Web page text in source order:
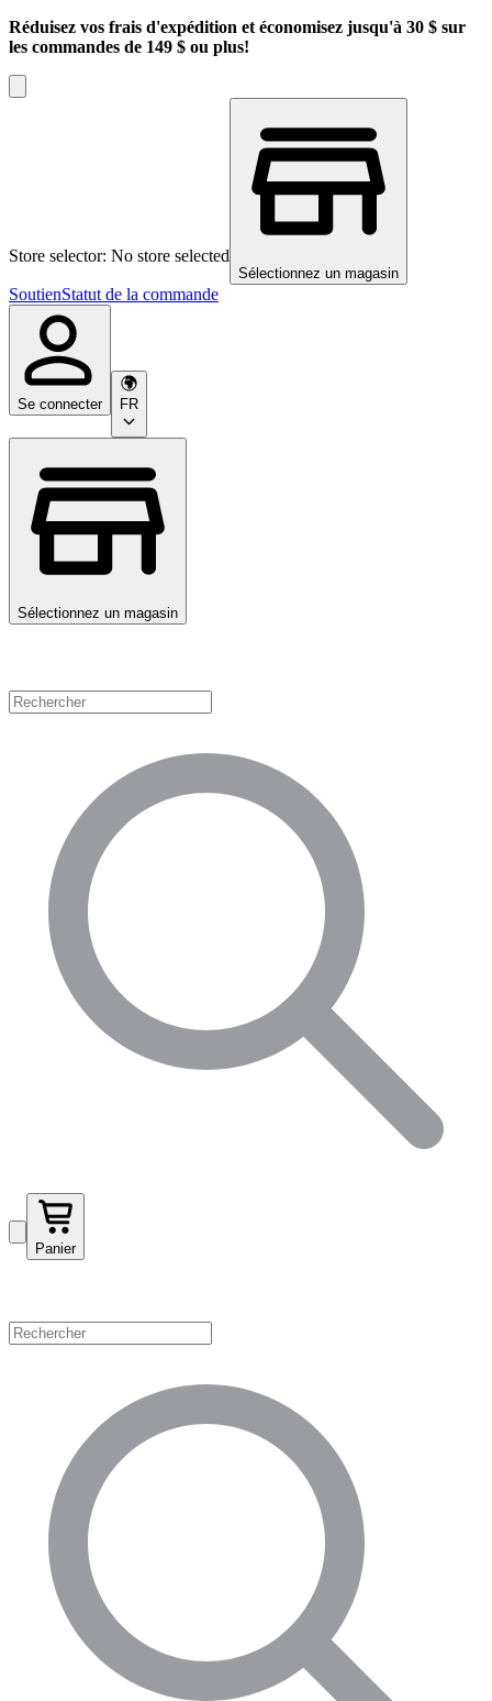
Réduisez vos frais d'expédition et économisez jusqu'à 30 $ sur
les commandes de 149 $ ou plus!
Store selector: No store selected
Sélectionnez un magasin
SoutienStatut de la commande
Se connecter FR
Sélectionnez un magasin
Panier